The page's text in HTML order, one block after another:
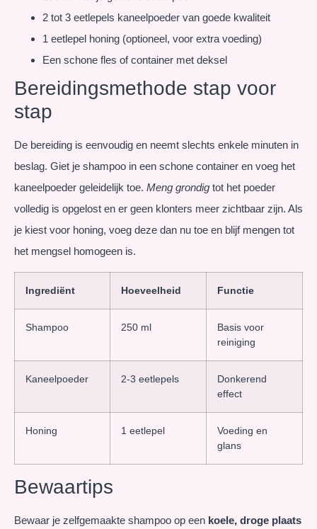
2 tot 3 eetlepels kaneelpoeder van goede kwaliteit
1 eetlepel honing (optioneel, voor extra voeding)
Een schone fles of container met deksel
Bereidingsmethode stap voor
stap
De bereiding is eenvoudig en neemt slechts enkele minuten in
beslag. Giet je shampoo in een schone container en voeg het
kaneelpoeder geleidelijk toe. Meng grondig tot het poeder
volledig is opgelost en er geen klonters meer zichtbaar zijn. Als
je kiest voor honing, voeg deze dan nu toe en blijf mengen tot
het mengsel homogeen is.
Ingrediënt Hoeveelheid Functie
Shampoo 250 ml
Basis voor
reiniging
Kaneelpoeder 2-3 eetlepels
Donkerend
effect
Honing 1 eetlepel
Voeding en
glans
Bewaartips
Bewaar je zelfgemaakte shampoo op een koele, droge plaats